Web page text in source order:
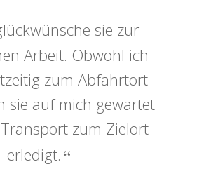
sie zur
Arbeit. Obwohl ich
zum Abfahrtort
sie auf mich gewartet
zum Zielort
erledigt.